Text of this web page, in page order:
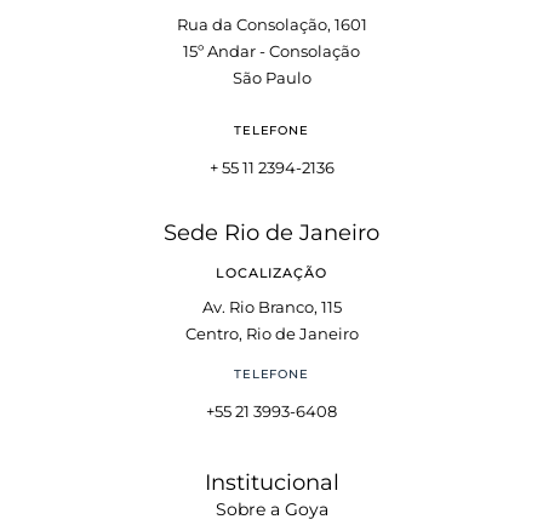
Rua da Consolação, 1601
15º Andar - Consolação
São Paulo
TELEFONE
+ 55 11 2394-2136
Sede Rio de Janeiro
LOCALIZAÇÃO
Av. Rio Branco, 115
Centro, Rio de Janeiro
TELEFONE
+55 21 3993-6408
Institucional
Sobre a Goya